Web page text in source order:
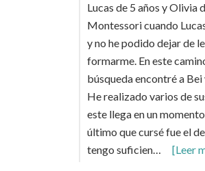
Lucas de 5 años y Olivia
Montessori cuando
y no he podido dejar de
formarme. En este
búsqueda encontré a Bei
He realizado varios de
este llega en un
último que cursé fue el
tengo suficien…
[Leer